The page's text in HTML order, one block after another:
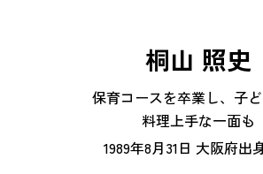
桐山 照史
保育コースを卒業し、子
料理上手な一面も
1989年8月31日 大阪府出